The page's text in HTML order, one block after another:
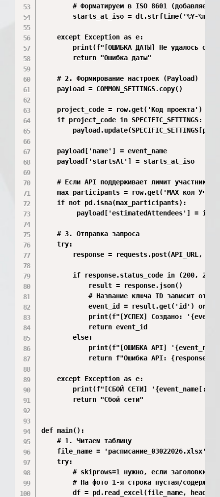
# Форматируем в ISO 8601 (добавляем
starts_at_iso = dt.strftime('%Y-%m-
    except Exception as e:
print(f"[ОШИБКА ДАТЫ] Не удалось
        return "Ошибка даты"
    # 2. Формирование настроек (Payload)
    payload = COMMON_SETTINGS.copy()
    project_code = row.get('Код проекта')
    if project_code in SPECIFIC_SETTINGS:
    payload['name'] = event_name
    payload['startsAt'] = starts_at_iso
# Если API поддерживает лимит
max_participants = row.get('МАХ кол
    if not pd.isna(max_participants):
payload['estimatedAttendees'] =
    # 3. Отправка запроса
    try:
response = requests.post(API_URL,
if response.status_code in (200,
            result = response.json()
# Название ключа ID зависит от
event_id = result.get('id') or
print(f"[УСПЕХ] Создано:
            return event_id
        else:
print(f"[ОШИБКА API]
return f"Ошибка API:
    except Exception as e:
print(f"[СБОЙ СЕТИ]
        return "Сбой сети"
def main():
    # 1. Читаем таблицу
    file_name = 'расписание_03022026.xlsx'
    try:
# skiprows=1 нужно, если заголовки
# На фото 1-я строка пустая/содержит
df = pd.read_excel(file_name,